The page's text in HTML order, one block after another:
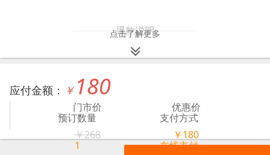
1.平时提前15分钟排队检票即可；开场10分钟停止检票；本演出实行一人一票制；扫码检票入场，不支持身份证检票。
2.每位购票观众可以携带一名身高不超过1.2米（含）的儿童入场，超过1.2米以上的儿童需购买全价票；监护人应保证儿童在演出期间的安全和秩序。
4.开场前提前30分钟以上可退票，过时不予退票，节假日需提前一天以上退票，当天不接受退票。温馨提醒：购票后需合理安排日程，及时使用，以免造成损失！
5.本演出为室内行浸式演出，全程没有座位。剧场灯光较暗，请注意脚下，听从工作人员指引，注意安全。
6.本演出包含激光、声电、烟雾等特效，孕妇、婴幼儿、患有心脏病、高血压等人群审慎评估自身情况，确保人身安全的前提下自愿购票。
7.由于版权原因，请勿携带照相机、摄像机、三脚架、柔光灯等有光源的专业摄影摄像设备入场。
8.为了观众的安全和剧场秩序，请勿携带折叠式自行车、踏板车、滑板车、滚轮鞋等代步工具入场观演。
退款说明
平时退改政策：散客开场前提前30分钟以上
点击了解更多
应付金额： ￥ 180
门市价
优惠价
预订数量
支付方式
￥268 ￥180
1
在线支付